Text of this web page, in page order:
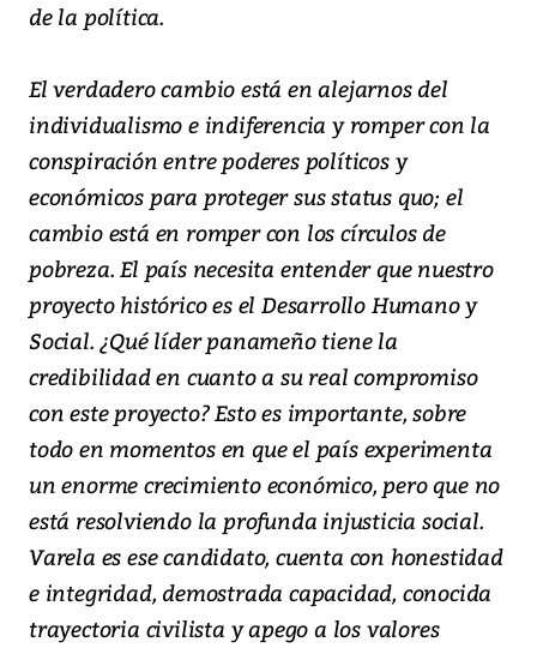
de la política.
El verdadero cambio está en alejarnos del
individualismo e indiferencia y romper con la
conspiración entre poderes políticos y
económicos para proteger sus status quo; el
cambio está en romper con los círculos de
pobreza. El país necesita entender que nuestro
proyecto histórico es el Desarrollo Humano y
Social. ¿Qué líder panameño tiene la
credibilidad en cuanto a su real compromiso
con este proyecto? Esto es importante, sobre
todo en momentos en que el país experimenta
un enorme crecimiento económico, pero que no
está resolviendo la profunda injusticia social.
Varela es ese candidato, cuenta con honestidad
e integridad, demostrada capacidad, conocida
trayectoria civilista y apego a los valores